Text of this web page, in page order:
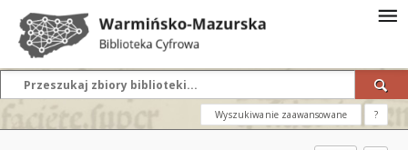
Wyszukiwanie zaawansowane ?